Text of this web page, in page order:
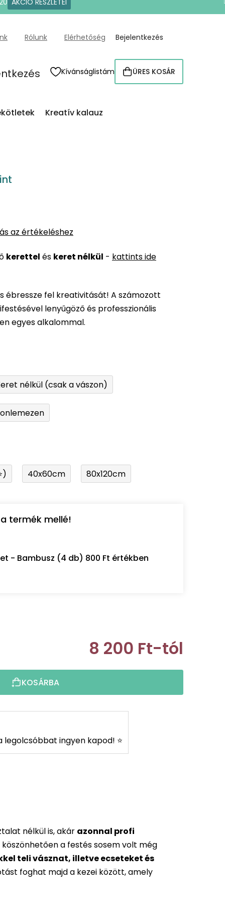
AKCIÓ RÉSZLETEI
Rólunk Elérhetőség Bejelentkezés
Kívánságlistám KOSÁR
ÜRES KOSÁR
Kreatív kalauz
az értékeléshez
kerettel és keret nélkül - kattints ide
ébressze fel kreativitását! A számozott
lenyűgöző és professzionális
egyes alkalommal.
nélkül (csak a vászon)
40x60cm 80x120cm
termék mellé!
- Bambusz (4 db) 800 Ft értékben
8 200 Ft-tól
KOSÁRBA
legolcsóbbat ingyen kapod! ⭐
nélkül is, akár azonnal profi
a festés sosem volt még
teli vásznat, illetve ecseteket és
foghat majd a kezei között, amely